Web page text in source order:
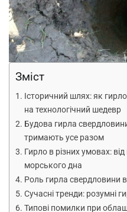
Зміст
Історичний шлях: як
на технологічний шедевр
Будова гирла
тримають усе разом
Гирло в різних умовах:
морського дна
Роль гирла свердловини в
Сучасні тренди: розумні
Типові помилки при